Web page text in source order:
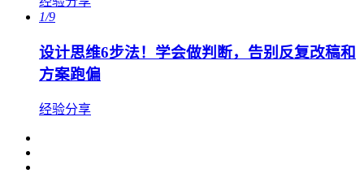
1/9
设计思维6步法！学会做判断，告别反复改稿和
方案跑偏
经验分享